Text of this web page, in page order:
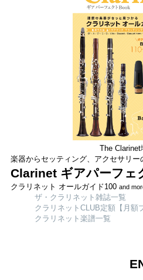
The Clarinet
楽器からセッティング、アクセサリー
Clarinet ギアパーフェ
クラリネット オールガイド100 and
ザ・クラリネット雑誌一覧
クラリネットCLUB定額【月額
クラリネット楽譜一覧